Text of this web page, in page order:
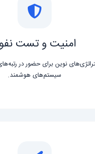
امنیت و تست
نوین برای حضور در
سیستم‌های هوشمند.